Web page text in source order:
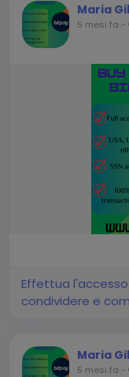
Maria
5 mesi fa -
Effettua
condividere e
Maria
5 mesi fa -